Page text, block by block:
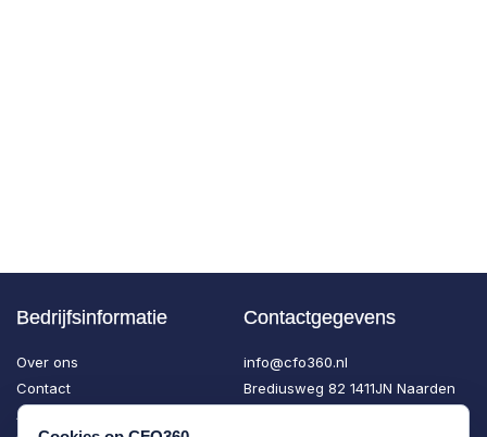
Bedrijfsinformatie
Over ons
Contact
Algemene voorwaarden CFO360
Contactgegevens
info@cfo360.nl
Brediusweg 82 1411JN Naarden